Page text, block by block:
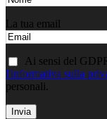
La tua email
Ai sensi del
l'informativa sulla
personali.